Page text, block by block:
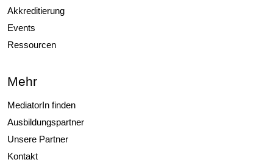
Akkreditierung
Events
Ressourcen
Mehr
MediatorIn finden
Ausbildungspartner
Unsere Partner
Kontakt